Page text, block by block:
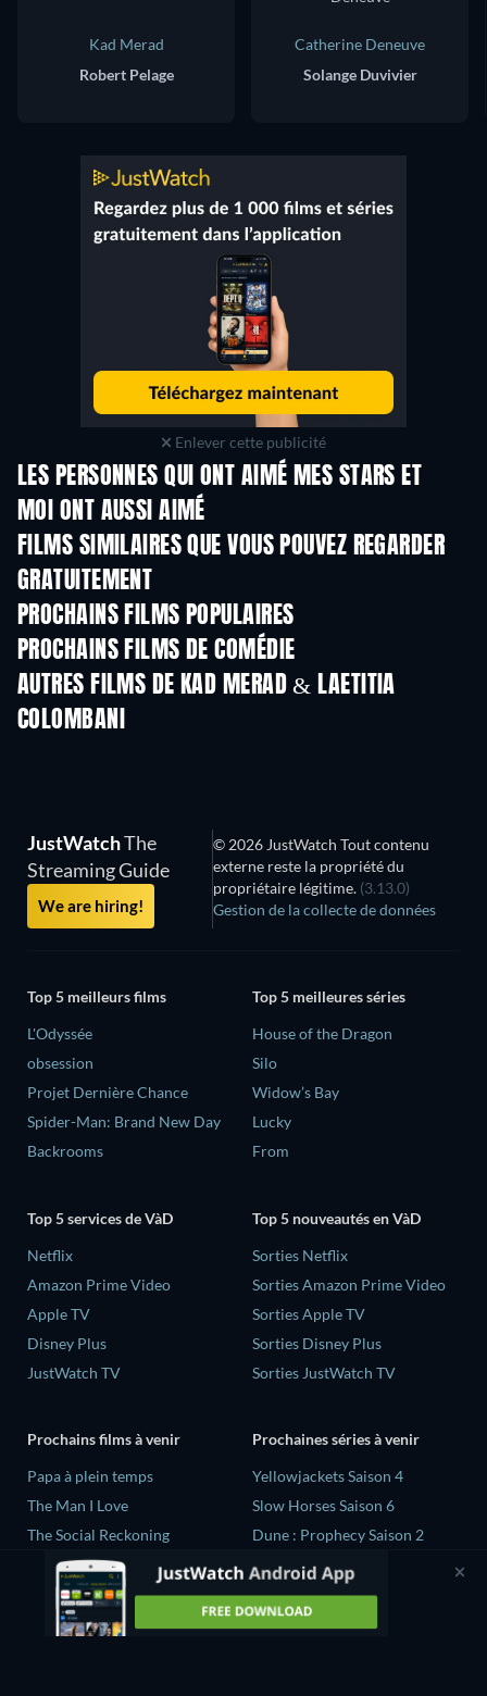
Kad Merad
Robert Pelage
Catherine Deneuve
Solange Duvivier
Enlever cette publicité
LES PERSONNES QUI ONT AIMÉ MES STARS ET
MOI ONT AUSSI AIMÉ
FILMS SIMILAIRES QUE VOUS POUVEZ REGARDER
GRATUITEMENT
PROCHAINS FILMS POPULAIRES
PROCHAINS FILMS DE COMÉDIE
AUTRES FILMS DE KAD MERAD & LAETITIA
COLOMBANI
JustWatchThe
Streaming Guide
We are hiring!
© 2026 JustWatch Tout contenu
externe reste la propriété du
propriétaire légitime. (3.13.0)
Gestion de la collecte de données
Top 5 meilleurs films
L'Odyssée
obsession
Projet Dernière Chance
Spider-Man: Brand New Day
Backrooms
Top 5 meilleures séries
House of the Dragon
Silo
Widow’s Bay
Lucky
From
Top 5 services de VàD
Netflix
Amazon Prime Video
Apple TV
Disney Plus
JustWatch TV
Top 5 nouveautés en VàD
Sorties Netflix
Sorties Amazon Prime Video
Sorties Apple TV
Sorties Disney Plus
Sorties JustWatch TV
Prochains films à venir
‎Papa à plein temps
The Man I Love
The Social Reckoning
La Conscience politique
Quand la vie recommence...
Prochaines séries à venir
Yellowjackets Saison 4
Slow Horses Saison 6
Dune : Prophecy Saison 2
The Gentlemen Saison 2
Love Is Blind: UK Saison 3